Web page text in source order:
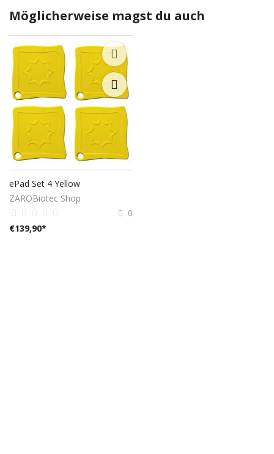
Möglicherweise magst du auch
ePad Set 4 Yellow
ZAROBiotec Shop
0
€139,90*